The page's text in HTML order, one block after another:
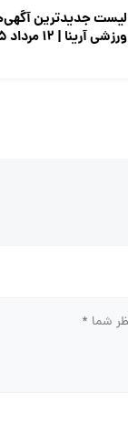
لیست جدیدترین
ورزشی آرینا | ۱۲ مرداد ۱۴۰۵